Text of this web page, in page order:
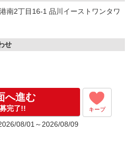
南2丁目16-1 品川イーストワンタワ
せ
へ進む
完了!! キープ
08/01～2026/08/09